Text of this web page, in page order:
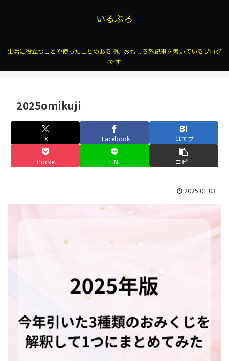
いるぶろ
生活に役立つことや使ったことのある物、おもしろ系記事を書いているブログ
です
2025omikuji
X Facebook はてブ
Pocket LINE コピー
2025.01.03